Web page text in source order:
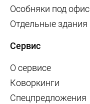
Особняки под офис
Отдельные здания
Сервис
О сервисе
Коворкинги
Спецпредложения